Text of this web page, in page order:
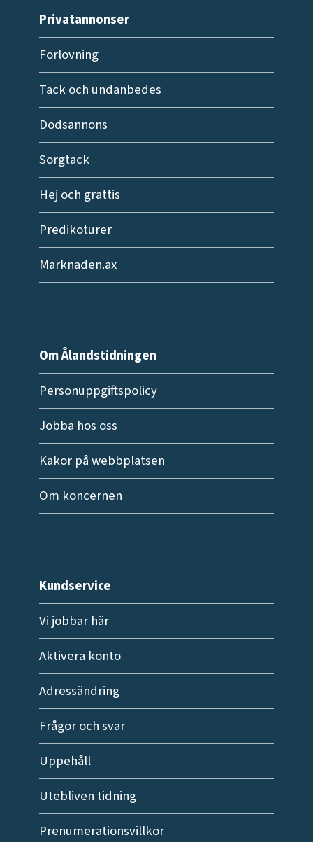
Privatannonser
Förlovning
Tack och undanbedes
Dödsannons
Sorgtack
Hej och grattis
Predikoturer
Marknaden.ax
Om Ålandstidningen
Personuppgiftspolicy
Jobba hos oss
Kakor på webbplatsen
Om koncernen
Kundservice
Vi jobbar här
Aktivera konto
Adressändring
Frågor och svar
Uppehåll
Utebliven tidning
Prenumerationsvillkor